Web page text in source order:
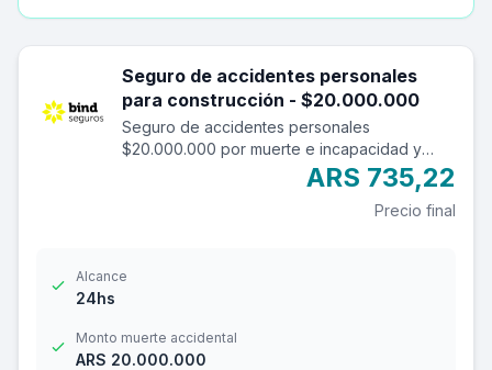
Seguro de accidentes personales
para construcción - $20.000.000
Seguro de accidentes personales
$20.000.000 por muerte e incapacidad y
$2.000.000 por reembolso de gastos
médicos con una franquicia de $3.000.-
ARS 735,22
Precio final
Alcance
24hs
Monto muerte accidental
ARS 20.000.000